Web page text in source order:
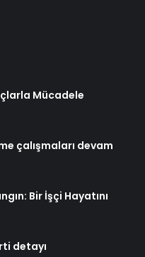
Mücadele
çalışmaları devam
Bir İşçi Hayatını
detayı